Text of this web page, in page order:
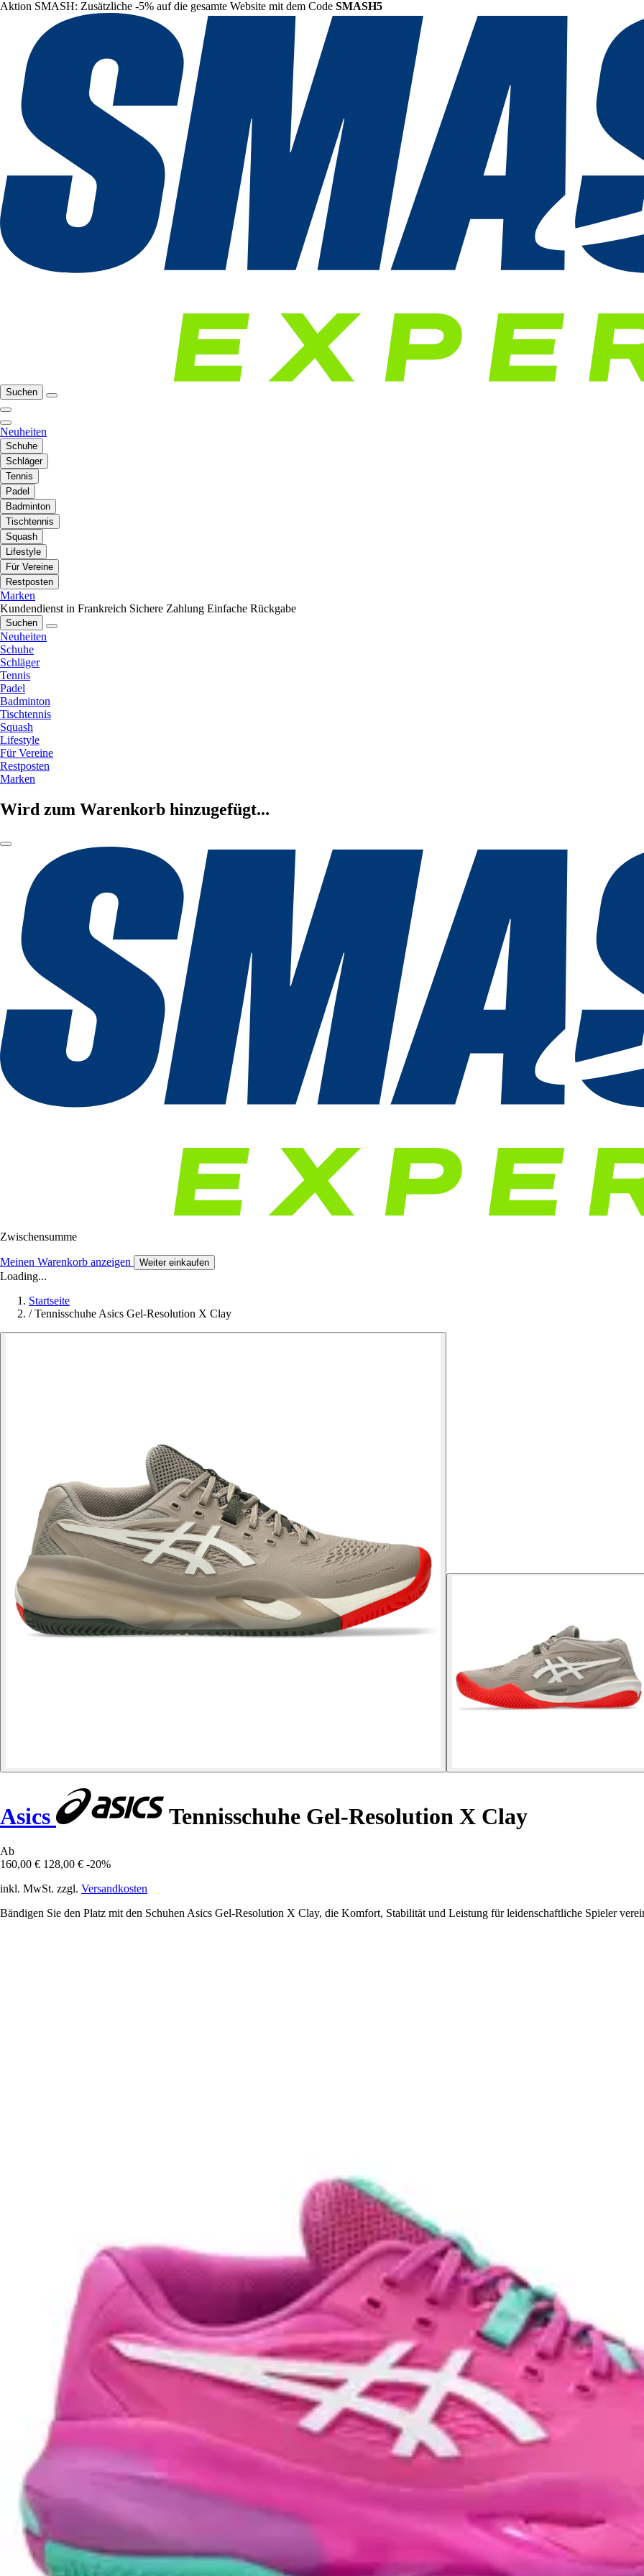
Aktion SMASH: Zusätzliche -5% auf die gesamte Website mit dem Code SMASH5
Suchen
Neuheiten
Schuhe
Schläger
Tennis
Padel
Badminton
Tischtennis
Squash
Lifestyle
Für Vereine
Restposten
Marken
Kundendienst in Frankreich Sichere Zahlung Einfache Rückgabe
Suchen
Neuheiten
Schuhe
Schläger
Tennis
Padel
Badminton
Tischtennis
Squash
Lifestyle
Für Vereine
Restposten
Marken
Wird zum Warenkorb hinzugefügt...
Zwischensumme
Meinen Warenkorb anzeigen Weiter einkaufen
Loading...
Startseite
/ Tennisschuhe Asics Gel-Resolution X Clay
Asics Tennisschuhe Gel-Resolution X Clay
Ab
160,00 € 128,00 € -20%
inkl. MwSt. zzgl. Versandkosten
Bändigen Sie den Platz mit den Schuhen Asics Gel-Resolution X Clay, die Komfort, Stabilität und Leistung für leidenschaftliche Spieler